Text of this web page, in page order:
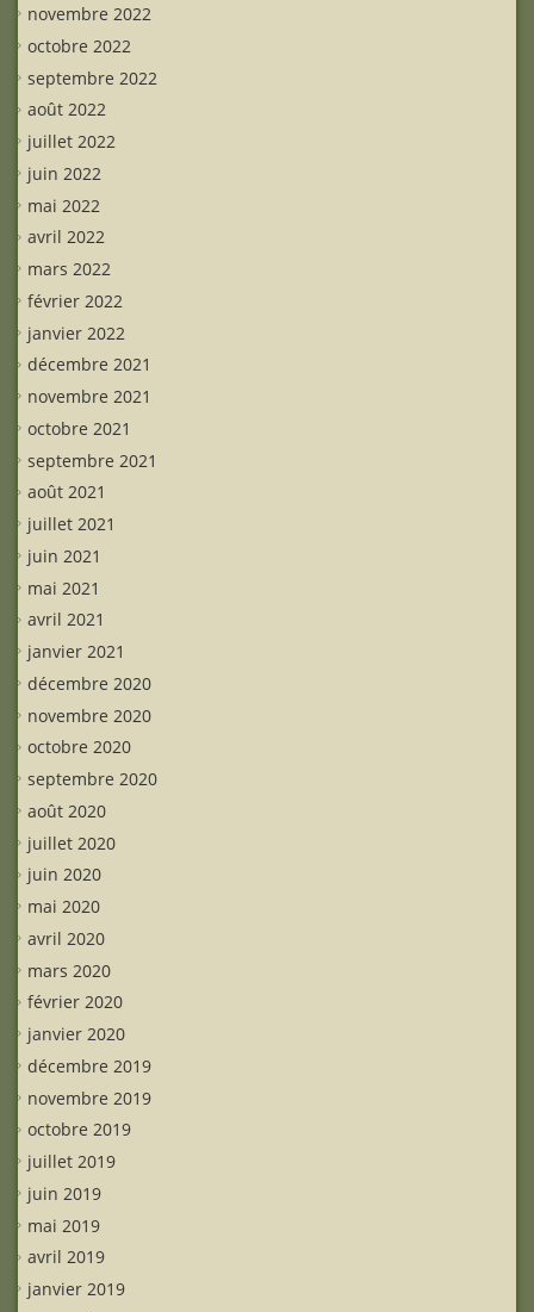
novembre 2022
octobre 2022
septembre 2022
août 2022
juillet 2022
juin 2022
mai 2022
avril 2022
mars 2022
février 2022
janvier 2022
décembre 2021
novembre 2021
octobre 2021
septembre 2021
août 2021
juillet 2021
juin 2021
mai 2021
avril 2021
janvier 2021
décembre 2020
novembre 2020
octobre 2020
septembre 2020
août 2020
juillet 2020
juin 2020
mai 2020
avril 2020
mars 2020
février 2020
janvier 2020
décembre 2019
novembre 2019
octobre 2019
juillet 2019
juin 2019
mai 2019
avril 2019
janvier 2019